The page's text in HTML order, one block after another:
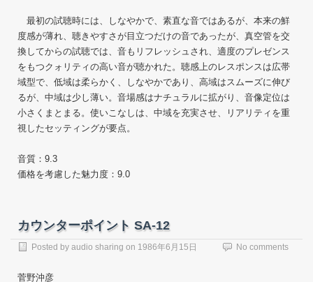
最初の試聴時には、しなやかで、素直な音ではあるが、本来の鮮
度感が薄れ、聴きやすさが目立つだけの音であったが、真空管を交
換してからの試聴では、音もリフレッシュされ、適度のプレゼンス
をもつクォリティの高い音が聴かれた。聴感上のレスポンスは広帯
域型で、低域は柔らかく、しなやかであり、高域はスムーズに伸び
るが、中域は少し薄い。音場感はナチュラルに拡がり、音像定位は
小さくまとまる。使いこなしは、中域を充実させ、リアリティを重
視したセッティングが要点。
音質：9.3
価格を考慮した魅力度：9.0
カウンターポイント SA-12
Posted by audio sharing on 1986年6月15日 No comments
菅野沖彦